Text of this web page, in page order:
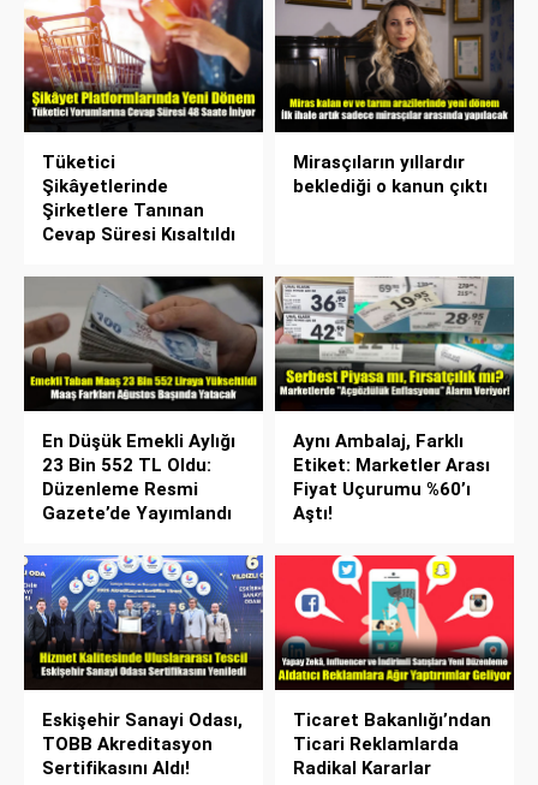
Tüketici
Şikâyetlerinde
Şirketlere Tanınan
Cevap Süresi Kısaltıldı
Mirasçıların yıllardır
beklediği o kanun çıktı
En Düşük Emekli Aylığı
23 Bin 552 TL Oldu:
Düzenleme Resmi
Gazete’de Yayımlandı
Aynı Ambalaj, Farklı
Etiket: Marketler Arası
Fiyat Uçurumu %60’ı
Aştı!
Eskişehir Sanayi Odası,
TOBB Akreditasyon
Sertifikasını Aldı!
Ticaret Bakanlığı’ndan
Ticari Reklamlarda
Radikal Kararlar